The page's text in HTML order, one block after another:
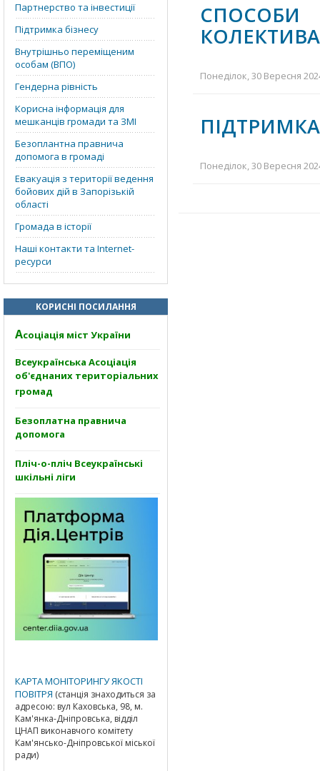
Партнерство та інвестиції
Підтримка бізнесу
Внутрішньо переміщеним
особам (ВПО)
Гендерна рівність
Корисна інформація для
мешканців громади та ЗМІ
Безоплантна правнича
допомога в громаді
Евакуація з території ведення
бойових дій в Запорізькій
області
Громада в історії
Наші контакти та Internet-
ресурси
КОРИСНІ ПОСИЛАННЯ
Асоціація міст України
Всеукраїнська Асоціація
об'єднаних територіальних
громад
Безоплатна правнича
допомога
Пліч-о-пліч Всеукраїнські
шкільні ліги
КАРТА МОНІТОРИНГУ ЯКОСТІ
ПОВІТРЯ (станція знаходиться за
адресою: вул Каховська, 98, м.
Кам'янка-Дніпровська, відділ
ЦНАП виконавчого комітету
Кам'янсько-Дніпровської міської
ради)
СПОСОБИ
Понеділок, 30 Вересня
Понеділок, 30 Вересня